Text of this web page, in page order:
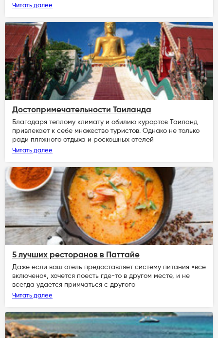
Читать далее
Достопримечательности Таиланда
Благодаря теплому климату и обилию курортов Таиланд
привлекает к себе множество туристов. Однако не только
ради пляжного отдыха и роскошных отелей
Читать далее
5 лучших ресторанов в Паттайе
Даже если ваш отель предоставляет систему питания «все
включено», хочется поесть где-то в другом месте, и не
всегда удается примчаться с другого
Читать далее